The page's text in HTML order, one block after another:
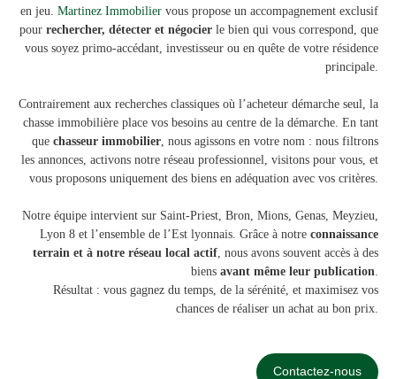
en jeu. Martinez Immobilier vous propose un accompagnement exclusif
pour rechercher, détecter et négocier le bien qui vous correspond, que
vous soyez primo-accédant, investisseur ou en quête de votre résidence
principale.
Contrairement aux recherches classiques où l’acheteur démarche seul, la
chasse immobilière place vos besoins au centre de la démarche. En tant
que chasseur immobilier , nous agissons en votre nom : nous filtrons
les annonces, activons notre réseau professionnel, visitons pour vous, et
vous proposons uniquement des biens en adéquation avec vos critères.
Notre équipe intervient sur Saint-Priest, Bron, Mions, Genas, Meyzieu,
Lyon 8 et l’ensemble de l’Est lyonnais. Grâce à notre connaissance
terrain et à notre réseau local actif , nous avons souvent accès à des
biens avant même leur publication
Résultat : vous gagnez du temps, de la sérénité, et maximisez vos
chances de réaliser un achat au bon prix.
Contactez-nous